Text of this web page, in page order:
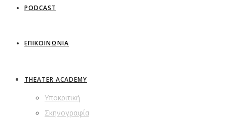
PODCAST
ΕΠΙΚΟΙΝΩΝΙΑ
THEATER ACADEMY
Υποκριτική
Σκηνογραφία